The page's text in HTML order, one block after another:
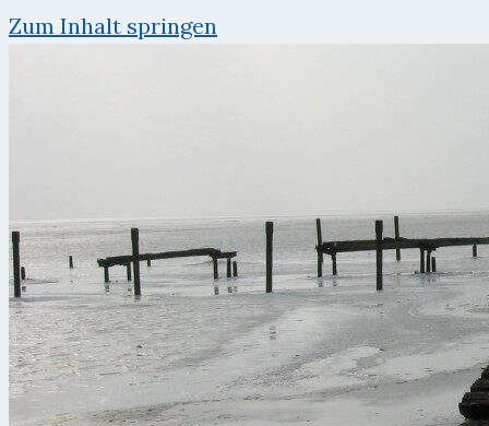
Zum Inhalt springen